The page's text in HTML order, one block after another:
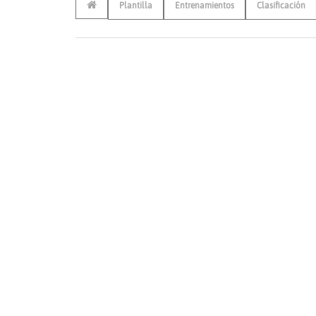
Plantilla Entrenamientos Clasificación